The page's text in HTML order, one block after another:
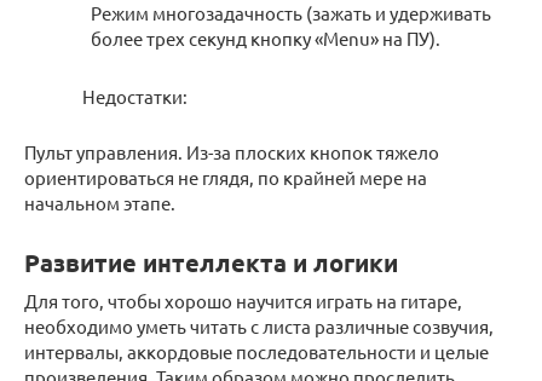
Режим многозадачность (зажать и удерживать
более трех секунд кнопку «Menu» на ПУ).
Недостатки:
Пульт управления. Из-за плоских кнопок тяжело
ориентироваться не глядя, по крайней мере на
начальном этапе.
Развитие интеллекта и логики
Для того, чтобы хорошо научится играть на гитаре,
необходимо уметь читать с листа различные созвучия,
интервалы, аккордовые последовательности и целые